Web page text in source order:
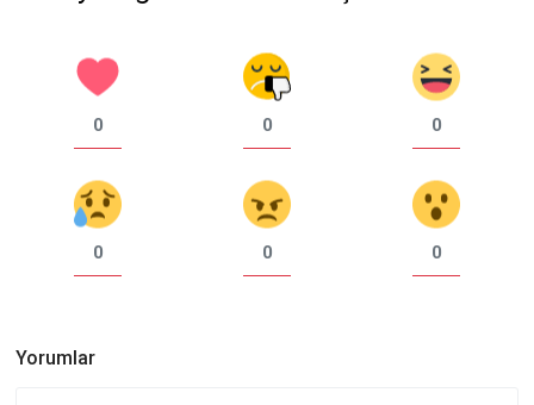
0 0 0
0 0 0
Yorumlar